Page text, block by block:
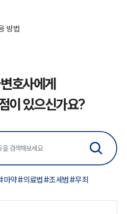
방법
호사에게
이 있으신가요?
마약#의료법#조세범#무죄